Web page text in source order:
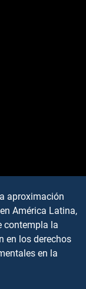
aproximación
América Latina,
contempla la
en los derechos
en la